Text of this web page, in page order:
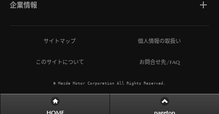
企業情報
マツダについて
ひとを想う価値創造
サイトマップ 個人情報の取扱い
このサイトについて お問合せ先/FAQ
© Mazda Motor Corporation All Rights Reserved.